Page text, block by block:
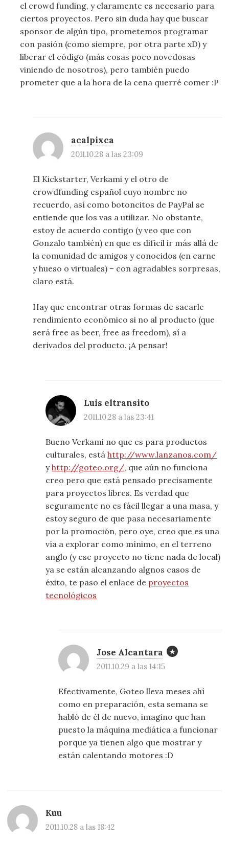
el crowd funding, y claramente es necesario para
ciertos proyectos. Pero sin duda hay que buscar
sponsor de algún tipo, prometemos programar
con pasión (como siempre, por otra parte xD) y
liberar el código (más cosas poco novedosas
viniendo de nosotros), pero también puedo
prometer que a la hora de la cena querré comer :P
acalpixca
2011.10.28 a las 23:09
El Kickstarter, Verkami y el otro de
crowdfunding español cuyo nombre no
recuerdo, así como botoncitos de PayPal se
entiende que los vas a utilizar. No obstante,
estoy de acuerdo contigo (y veo que con
Gonzalo también) en que es difícil ir más allá de
la comunidad de amigos y conocidos (en carne
y hueso o virtuales) – con agradables sorpresas,
claro está.
Hay que encontrar otras formas de sacarle
rendimiento económico si no al producto (que
será free as beer, free as freedom), sí a
derivados del producto. ¡A pensar!
Luis eltransito
2011.10.28 a las 23:41
Bueno Verkami no que es para productos
culturales, estáhttp://www.lanzanos.com/
yhttp://goteo.org/, que aún no funciona
creo pero que está pensado precisamente
para proyectos libres. Es verdad que
seguramente no es fácil llegar a una masa, y
estoy seguro de que pasa necesariamente
por la promoción, pero oye, creo que es una
vía a explorar como mínimo, en el terreno
anglo (y ese proyecto no tiene nada de local)
ya se están alcanzando algnos casos de
éxito, te paso el enlace de proyectos
tecnológicos
Jose Alcantara
2011.10.29 a las 14:15
Efectivamente, Goteo lleva meses ahí
como en preparación, esta semana se
habló de él de nuevo, imagino que han
puesto la máquina mediática a funcionar
porque ya tienen algo que mostrar y
están calentando motores :D
Kuu
2011.10.28 a las 18:42